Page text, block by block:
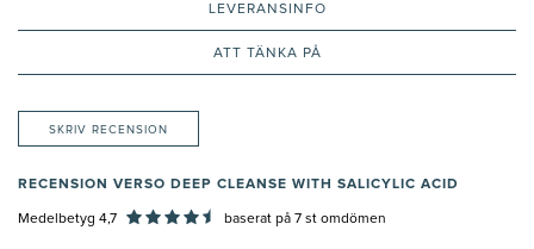
LEVERANSINFO
ATT TÄNKA PÅ
SKRIV RECENSION
RECENSION VERSO DEEP CLEANSE WITH SALICYLIC ACID
Medelbetyg 4,7 baserat på 7 st omdömen